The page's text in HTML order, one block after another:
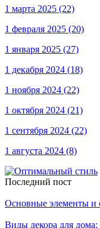
1 марта 2025 (22)
1 февраля 2025 (20)
1 января 2025 (27)
1 декабря 2024 (18)
1 ноября 2024 (22)
1 октября 2024 (21)
1 сентября 2024 (22)
1 августа 2024 (8)
Последний пост
Основные элементы и
Виды декора для